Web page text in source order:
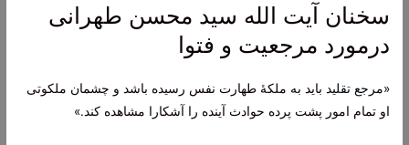
سخنان آیت الله سید محسن طهرانی
درمورد مرجعیت و فتوا
«مرجع تقلید باید به ملکۀ طهارت نفس رسیده باشد و چشمان ملکوتى
او تمام امور پشت پرده حوادث آینده را آشکارا مشاهده کند.»